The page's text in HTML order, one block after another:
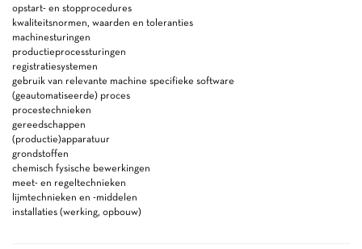
opstart- en stopprocedures
kwaliteitsnormen, waarden en toleranties
machinesturingen
productieprocessturingen
registratiesystemen
gebruik van relevante machine specifieke software
(geautomatiseerde) proces
procestechnieken
gereedschappen
(productie)apparatuur
grondstoffen
chemisch fysische bewerkingen
meet- en regeltechnieken
lijmtechnieken en -middelen
installaties (werking, opbouw)